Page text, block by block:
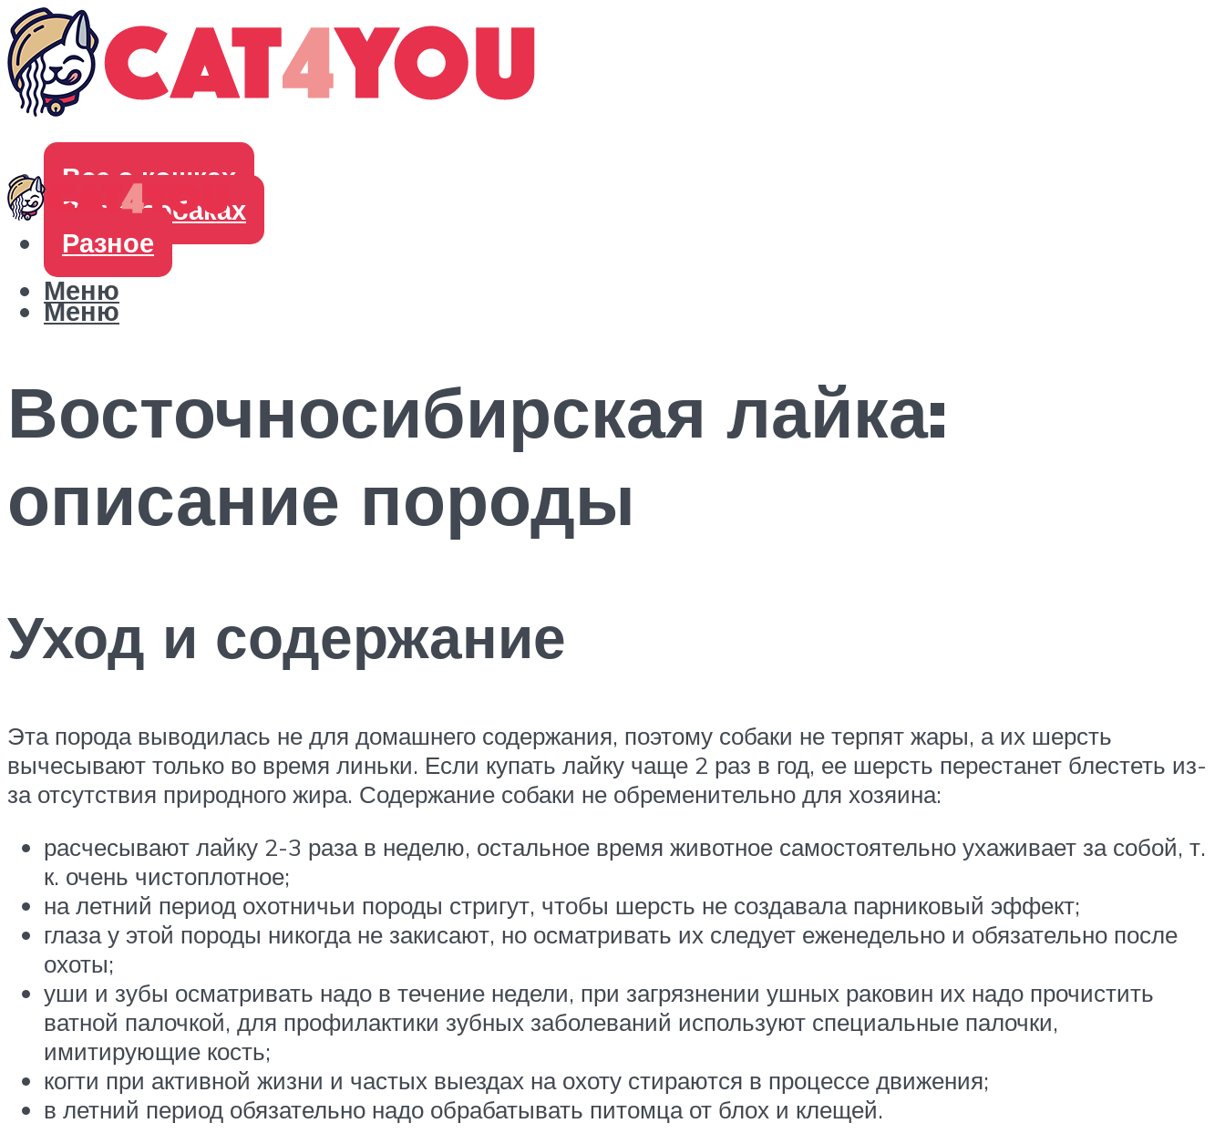
Все о кошках
Все о собаках
Разное
Меню
Меню
Восточносибирская лайка:
описание породы
Уход и содержание
Эта порода выводилась не для домашнего содержания, поэтому собаки не терпят жары, а их шерсть
вычесывают только во время линьки. Если купать лайку чаще 2 раз в год, ее шерсть перестанет блестеть из-
за отсутствия природного жира. Содержание собаки не обременительно для хозяина:
расчесывают лайку 2-3 раза в неделю, остальное время животное самостоятельно ухаживает за собой, т.
к. очень чистоплотное;
на летний период охотничьи породы стригут, чтобы шерсть не создавала парниковый эффект;
глаза у этой породы никогда не закисают, но осматривать их следует еженедельно и обязательно после
охоты;
уши и зубы осматривать надо в течение недели, при загрязнении ушных раковин их надо прочистить
ватной палочкой, для профилактики зубных заболеваний используют специальные палочки,
имитирующие кость;
когти при активной жизни и частых выездах на охоту стираются в процессе движения;
в летний период обязательно надо обрабатывать питомца от блох и клещей.